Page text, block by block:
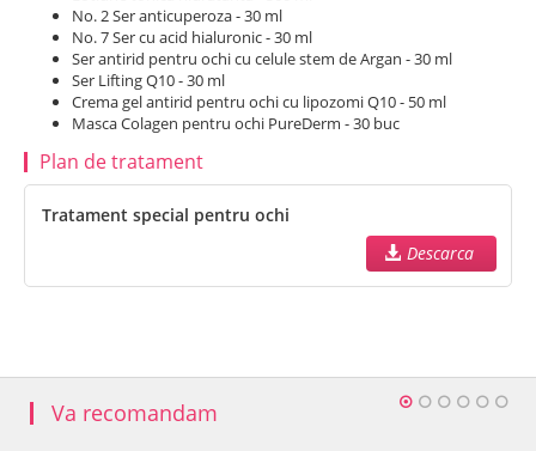
No. 2 Ser anticuperoza - 30 ml
No. 7 Ser cu acid hialuronic - 30 ml
Ser antirid pentru ochi cu celule stem de Argan - 30 ml
Ser Lifting Q10 - 30 ml
Crema gel antirid pentru ochi cu lipozomi Q10 - 50 ml
Masca Colagen pentru ochi PureDerm - 30 buc
Plan de tratament
Tratament special pentru ochi
Descarca
Va recomandam